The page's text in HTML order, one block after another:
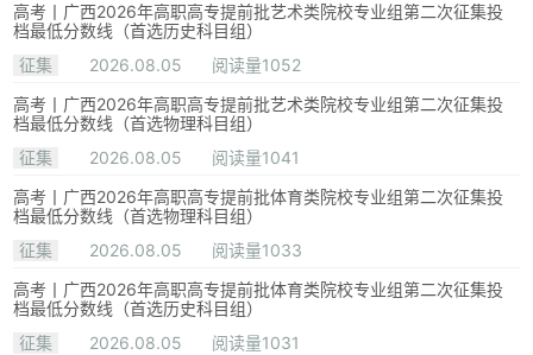
高考丨广西2026年高职高专提前批艺术类院校专业组第二次征集投
档最低分数线（首选历史科目组）
征集
2026.08.05
阅读量1052
高考丨广西2026年高职高专提前批艺术类院校专业组第二次征集投
档最低分数线（首选物理科目组）
征集
2026.08.05
阅读量1041
高考丨广西2026年高职高专提前批体育类院校专业组第二次征集投
档最低分数线（首选物理科目组）
征集
2026.08.05
阅读量1033
高考丨广西2026年高职高专提前批体育类院校专业组第二次征集投
档最低分数线（首选历史科目组）
征集
2026.08.05
阅读量1031